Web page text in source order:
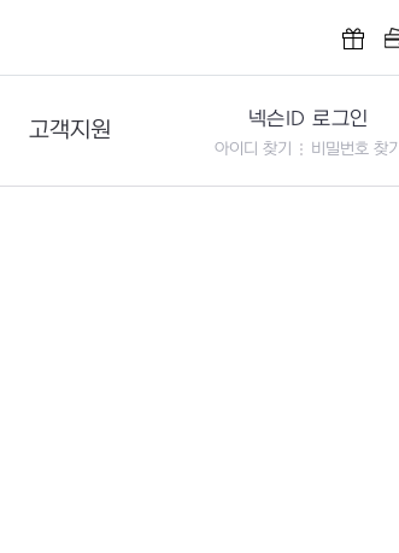
고객지원
문의하기
넥슨ID 로그인
아이디 찾기 비밀번호 찾기